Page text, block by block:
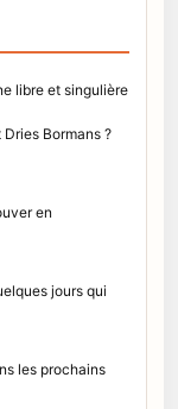
libre et singulière
Bormans ?
en
jours qui
les prochains